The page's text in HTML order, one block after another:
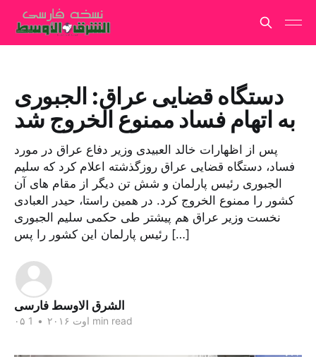
دستگاه قضایی عراق: الجبوری
به اتهام فساد ممنوع الخروج شد
پس از اظهارات خالد العبیدی وزیر دفاع عراق در مورد
فساد، دستگاه قضایی عراق روزگذشته اعلام کرد که سلیم
الجبوری رئیس پارلمان و شش تن دیگر از مقام های آن
کشور را ممنوع الخروج کرد. در همین راستا، حیدر العبادی
نخست ‌وزیر عراق هم پیشتر طی حکمی سلیم الجبوری
رئیس پارلمان این کشور را پس […]
الشرق الاوسط فارسی
۰۵ اوت ۲۰۱۶ • 1 min read